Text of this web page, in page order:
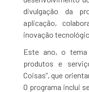
divulgação da
aplicação,
inovação
Este ano, o tema
produtos e
Coisas”, que
O programa inclui